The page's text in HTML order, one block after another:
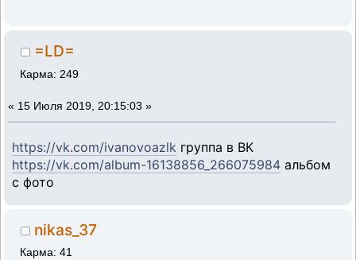
=LD=
Карма: 249
« 15 Июля 2019, 20:15:03 »
https://vk.com/ivanovoazlk группа в ВК
https://vk.com/album-16138856_266075984 альбом
с фото
nikas_37
Карма: 41